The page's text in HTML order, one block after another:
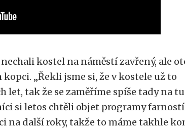
nechali kostel na náměstí zavřený, ale
„Řekli jsme si, že v kostele už to
let, tak že se zaměříme spíše tady na
si letos chtěli objet programy
na další roky, takže to máme takhle